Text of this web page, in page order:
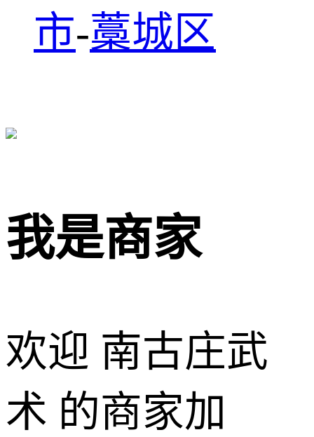
市-藁城区
我是商家
欢迎 南古庄武
术 的商家加